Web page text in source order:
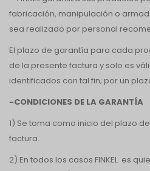
fabricación, manipulación o
sea realizado por personal
El plazo de garantía para cada
de la presente factura y solo es
identificados con tal fin; por un
-CONDICIONES DE LA GARANTÍA
1) Se toma como inicio del plazo
factura.
2) En todos los casos FINKEL es